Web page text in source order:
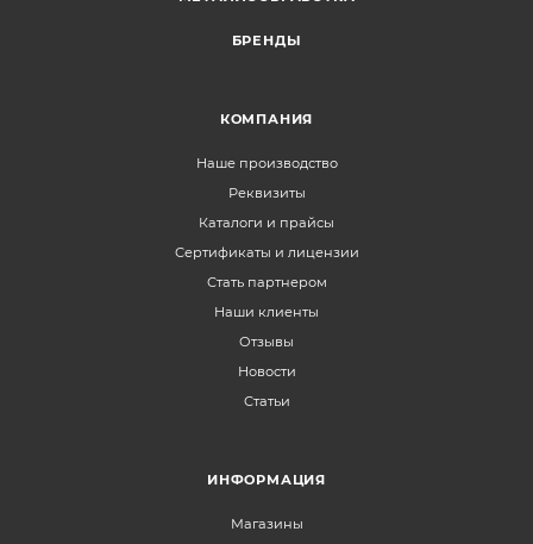
БРЕНДЫ
КОМПАНИЯ
Наше производство
Реквизиты
Каталоги и прайсы
Сертификаты и лицензии
Стать партнером
Наши клиенты
Отзывы
Новости
Статьи
ИНФОРМАЦИЯ
Магазины